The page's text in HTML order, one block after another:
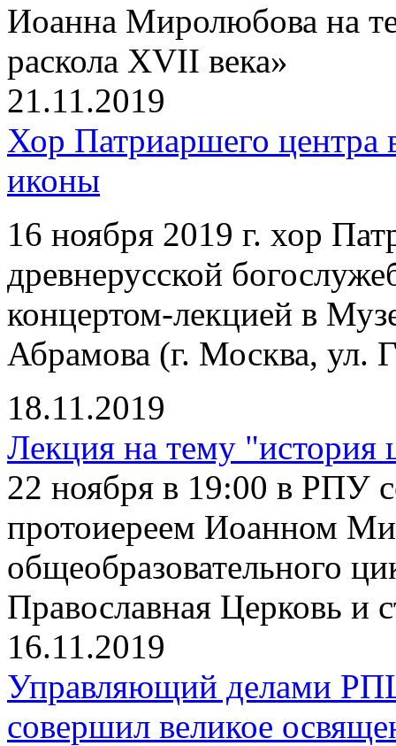
Иоанна Миролюбова на
раскола XVII века»
21.11.2019
Хор Патриаршего центра
иконы
16 ноября 2019 г. хор
древнерусской
концертом-лекцией в
Абрамова (г. Москва, ул.
18.11.2019
Лекция на тему "история
22 ноября в 19:00 в РПУ
протоиереем Иоанном
общеобразовательного
Православная Церковь и
16.11.2019
Управляющий делами
совершил великое